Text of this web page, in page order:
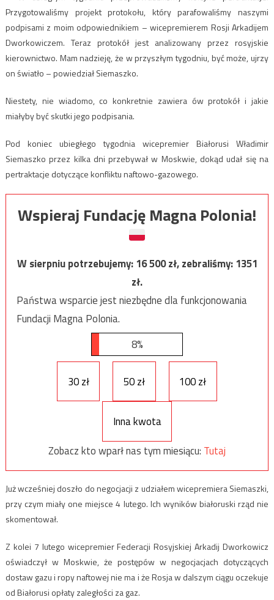
Przygotowaliśmy projekt protokołu, który parafowaliśmy naszymi
podpisami z moim odpowiednikiem – wicepremierem Rosji Arkadijem
Dworkowiczem. Teraz protokół jest analizowany przez rosyjskie
kierownictwo. Mam nadzieję, że w przyszłym tygodniu, być może, ujrzy
on światło – powiedział Siemaszko.
Niestety, nie wiadomo, co konkretnie zawiera ów protokół i jakie
miałyby być skutki jego podpisania.
Pod koniec ubiegłego tygodnia wicepremier Białorusi Władimir
Siemaszko przez kilka dni przebywał w Moskwie, dokąd udał się na
pertraktacje dotyczące konfliktu naftowo-gazowego.
Wspieraj Fundację Magna Polonia!
W sierpniu potrzebujemy:16 500zł, zebraliśmy:1351
zł.
Państwa wsparcie jest niezbędne dla funkcjonowania
Fundacji Magna Polonia.
8%
30 zł 50 zł 100 zł
Inna kwota
Zobacz kto wparł nas tym miesiącu: Tutaj
Już wcześniej doszło do negocjacji z udziałem wicepremiera Siemaszki,
przy czym miały one miejsce 4 lutego. Ich wyników białoruski rząd nie
skomentował.
Z kolei 7 lutego wicepremier Federacji Rosyjskiej Arkadij Dworkowicz
oświadczył w Moskwie, że postępów w negocjacjach dotyczących
dostaw gazu i ropy naftowej nie ma i że Rosja w dalszym ciągu oczekuje
od Białorusi opłaty zaległości za gaz.